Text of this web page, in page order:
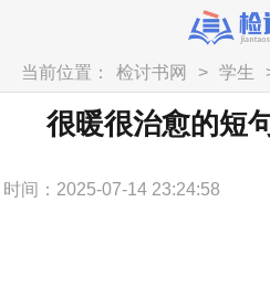
当前位置： 检讨书网 > 学生
情必
很暖很治愈的短
时间：2025-07-14 23:24:58